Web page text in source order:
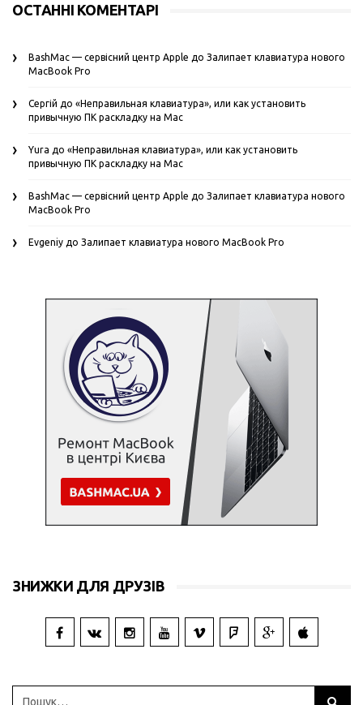
ОСТАННІ КОМЕНТАРІ
BashMac — сервісний центр Apple до Залипает клавиатура нового
MacBook Pro
Сергій до «Неправильная клавиатура», или как установить
привычную ПК раскладку на Mac
Yura до «Неправильная клавиатура», или как установить
привычную ПК раскладку на Mac
BashMac — сервісний центр Apple до Залипает клавиатура нового
MacBook Pro
Evgeniy до Залипает клавиатура нового MacBook Pro
ЗНИЖКИ ДЛЯ ДРУЗІВ